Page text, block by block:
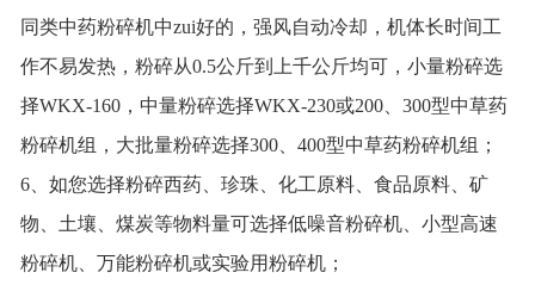
同类中药粉碎机中zui好的，强风自动冷却，机体长时间工
作不易发热，粉碎从0.5公斤到上千公斤均可，小量粉碎选
择WKX-160，中量粉碎选择WKX-230或200、300型中草药
粉碎机组，大批量粉碎选择300、400型中草药粉碎机组；
6、如您选择粉碎西药、珍珠、化工原料、食品原料、矿
物、土壤、煤炭等物料量可选择低噪音粉碎机、小型高速
粉碎机、万能粉碎机或实验用粉碎机；